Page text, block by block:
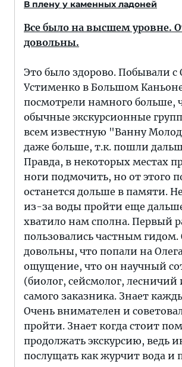
В плену у каменных ладоней
Все было на высшем уровне.
довольны.
Это было здорово. Побывали с
Устименко в Большом
посмотрели намного больше,
обычные экскурсионные
всем известную "Ванну
даже больше, т.к. пошли
Правда, в некоторых местах
ноги подмочить, но от этого
останется дольше в памяти.
из-за воды пройти еще
хватило нам сполна. Первый
пользовались частным гидом.
довольны, что попали на
ощущение, что он научный
(биолог, сейсмолог, лесничий
самого заказника. Знает
Очень внимателен и
пройти. Знает когда стоит
продолжать экскурсию, ведь
послущать как журчит вода и